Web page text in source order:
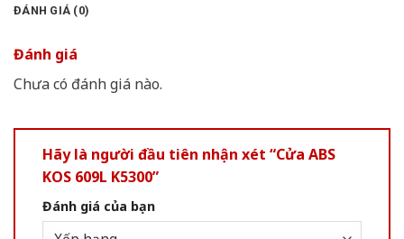
ĐÁNH GIÁ (0)
Đánh giá
Chưa có đánh giá nào.
Hãy là người đầu tiên nhận xét “Cửa ABS
KOS 609L K5300”
Đánh giá của bạn